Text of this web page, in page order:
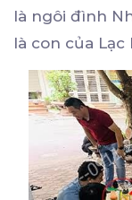
là ngôi đình
là con của Lạc